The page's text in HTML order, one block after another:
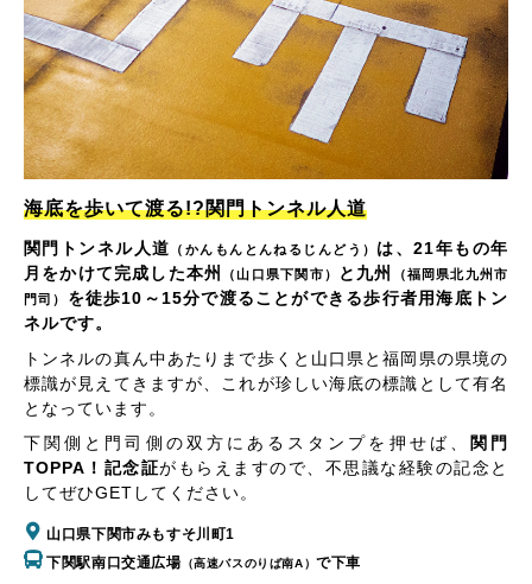
海底を歩いて渡る!?関門トンネル人道
関門トンネル人道 （かんもんとんねるじんどう） は、21年もの年
月をかけて完成した本州
（山口県下関市） と九州
（福岡県北九州市
門司）
を徒歩10～15分で渡ることができる歩行者用海底トン
ネルです。
トンネルの真ん中あたりまで歩くと山口県と福岡県の県境の
標識が見えてきますが、これが珍しい海底の標識として有名
となっています。
下関側と門司側の双方にあるスタンプを押せば、
関門
TOPPA！記念証がもらえますので、不思議な経験の記念と
してぜひGETしてください。
山口県下関市みもすそ川町1
下関駅南口交通広場 （高速バスのりば南A）で下車